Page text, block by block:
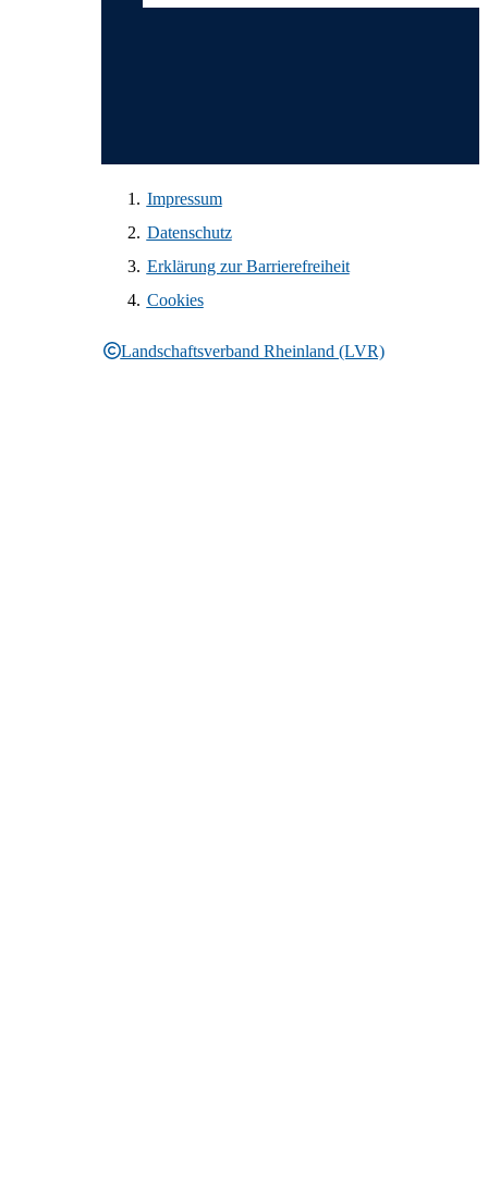
Landschaftsverband Rheinland (LVR)
Impressum
Datenschutz
Erklärung zur Barrierefreiheit
Cookies